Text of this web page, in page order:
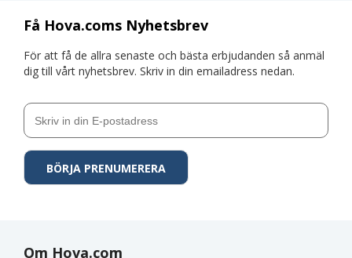
Få Hova.coms Nyhetsbrev
För att få de allra senaste och bästa erbjudanden så anmäl
dig till vårt nyhetsbrev. Skriv in din emailadress nedan.
Om Hova.com